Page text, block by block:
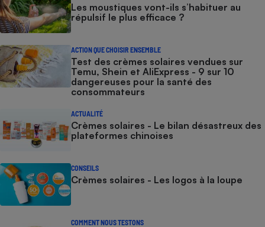
Les moustiques vont-ils s’habituer au
répulsif le plus efficace ?
ACTION QUE CHOISIR ENSEMBLE
Test des crèmes solaires vendues sur
Temu, Shein et AliExpress - 9 sur 10
dangereuses pour la santé des
consommateurs
ACTUALITÉ
Crèmes solaires - Le bilan désastreux des
plateformes chinoises
CONSEILS
Crèmes solaires - Les logos à la loupe
COMMENT NOUS TESTONS